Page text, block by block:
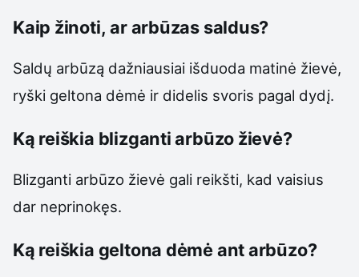
Kaip žinoti, ar arbūzas saldus?
Saldų arbūzą dažniausiai išduoda matinė žievė,
ryški geltona dėmė ir didelis svoris pagal dydį.
Ką reiškia blizganti arbūzo žievė?
Blizganti arbūzo žievė gali reikšti, kad vaisius
dar neprinokęs.
Ką reiškia geltona dėmė ant arbūzo?